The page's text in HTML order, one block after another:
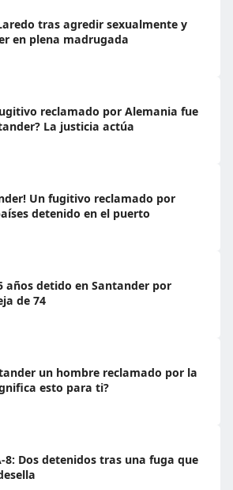
tras agredir sexualmente y
en plena madrugada
reclamado por Alemania fue
La justicia actúa
Un fugitivo reclamado por
detenido en el puerto
años detido en Santander por
de 74
un hombre reclamado por la
esto para ti?
8: Dos detenidos tras una fuga que